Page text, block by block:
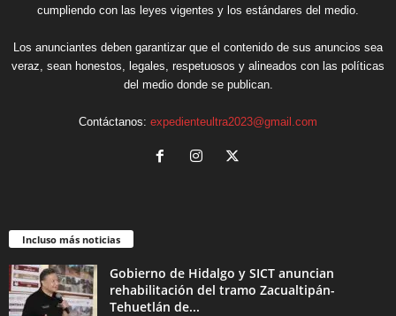
cumpliendo con las leyes vigentes y los estándares del medio.
Los anunciantes deben garantizar que el contenido de sus anuncios sea
veraz, sean honestos, legales, respetuosos y alineados con las políticas
del medio donde se publican.
Contáctanos: expedienteultra2023@gmail.com
Incluso más noticias
Gobierno de Hidalgo y SICT anuncian
rehabilitación del tramo Zacualtipán-
Tehuetlán de...